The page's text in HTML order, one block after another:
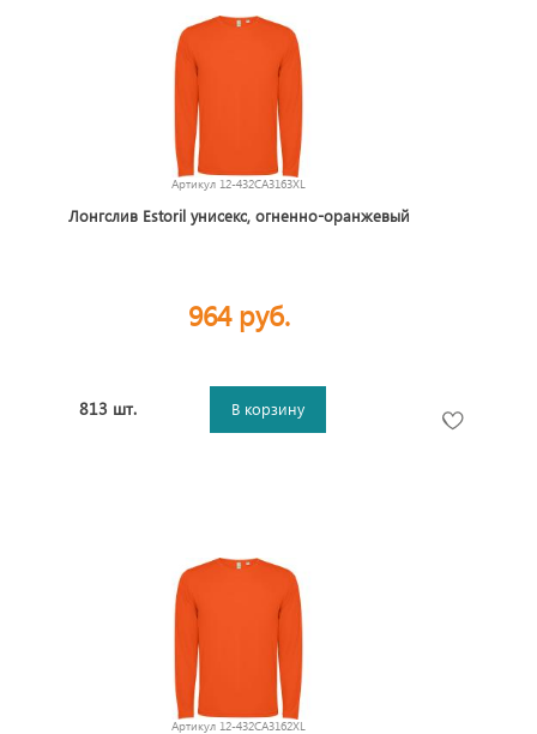
Артикул 12-432CA3163XL
Лонгслив Estoril унисекс, огненно-оранжевый
964 руб.
813 шт. В корзину
Артикул 12-432CA3162XL